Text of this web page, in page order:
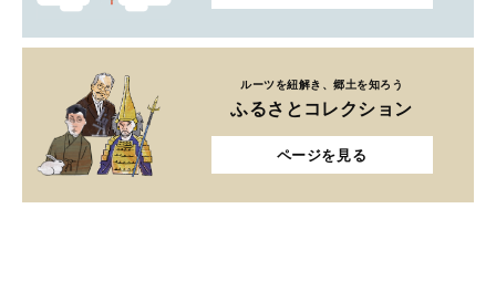
ルーツを紐解き、郷土を知ろう
ふるさとコレクション
ページを見る